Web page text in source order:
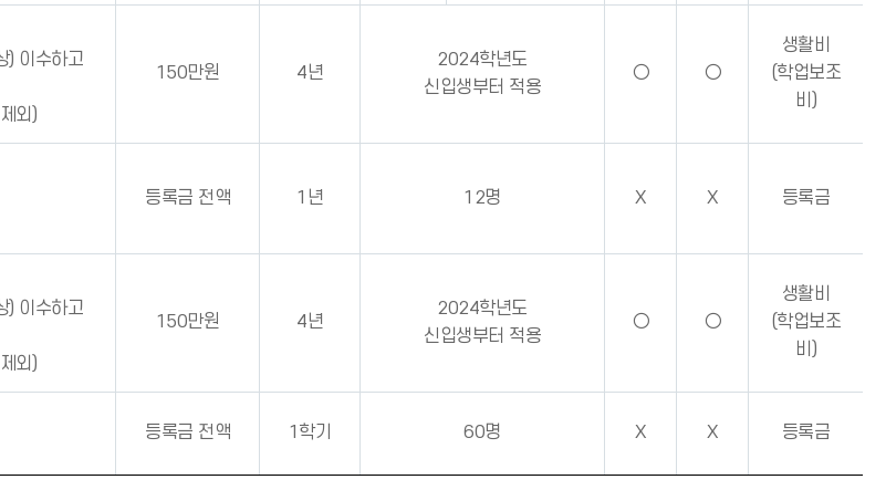
) 이수하고
외)
150만원 4년
2024학년도
신입생부터 적용
○ ○
생활비
(학업보조
비)
등록금 전액 1년 12명 X X 등록금
) 이수하고
외)
150만원 4년
2024학년도
신입생부터 적용
○ ○
생활비
(학업보조
비)
등록금 전액 1학기 60명 X X 등록금